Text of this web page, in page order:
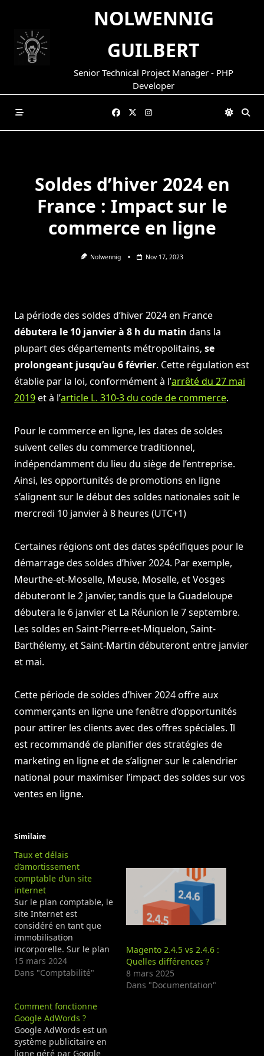
content
NOLWENNIG
GUILBERT
Senior Technical Project Manager - PHP
Developer
Soldes d’hiver 2024 en
France : Impact sur le
commerce en ligne
Nolwennig Nov 17, 2023
La période des soldes d’hiver 2024 en France
débutera le 10 janvier à 8 h du matin dans la
plupart des départements métropolitains, se
prolongeant jusqu’au 6 février. Cette régulation est
établie par la loi, conformément à l’arrêté du 27 mai
2019et à l’article L. 310-3 du code de commerce.
Pour le commerce en ligne, les dates de soldes
suivent celles du commerce traditionnel,
indépendamment du lieu du siège de l’entreprise.
Ainsi, les opportunités de promotions en ligne
s’alignent sur le début des soldes nationales soit le
mercredi 10 janvier à 8 heures (UTC+1)
Certaines régions ont des dates spécifiques pour le
démarrage des soldes d’hiver 2024. Par exemple,
Meurthe-et-Moselle, Meuse, Moselle, et Vosges
débuteront le 2 janvier, tandis que la Guadeloupe
débutera le 6 janvier et La Réunion le 7 septembre.
Les soldes en Saint-Pierre-et-Miquelon, Saint-
Barthélemy, et Saint-Martin débuteront entre janvier
et mai.
Cette période de soldes d’hiver 2024 offre aux
commerçants en ligne une fenêtre d’opportunités
pour attirer les clients avec des offres spéciales. Il
est recommandé de planifier des stratégies de
marketing en ligne et de s’aligner sur le calendrier
national pour maximiser l’impact des soldes sur vos
ventes en ligne.
Similaire
Taux et délais
d’amortissement
comptable d’un site
internet
Sur le plan comptable, le
site Internet est
considéré en tant que
immobilisation
incorporelle. Sur le plan
comptable, les
immobilisations
matériels, tels que les
logiciels, les brevets, les
marques de commerce
et bien sûr, les sites
15 mars 2024
Dans "Comptabilité"
Magento 2.4.5 vs 2.4.6 :
Quelles différences ?
8 mars 2025
Dans "Documentation"
Comment fonctionne
Google AdWords ?
Google AdWords est un
système publicitaire en
ligne géré par Google